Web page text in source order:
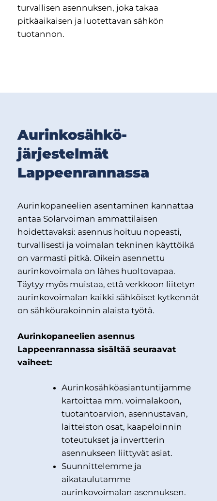
turvallisen asennuksen, joka takaa
pitkäaikaisen ja luotettavan sähkön
tuotannon.
Aurinkosähkö­
järjestelmät
Lappeenrannassa
Aurinkopaneelien asentaminen kannattaa
antaa Solarvoiman ammattilaisen
hoidettavaksi: asennus hoituu nopeasti,
turvallisesti ja voimalan tekninen käyttöikä
on varmasti pitkä. Oikein asennettu
aurinkovoimala on lähes huoltovapaa.
Täytyy myös muistaa, että verkkoon liitetyn
aurinkovoimalan kaikki sähköiset kytkennät
on sähköurakoinnin alaista työtä.
Aurinkopaneelien asennus
Lappeenrannassa sisältää seuraavat
vaiheet:
Aurinkosähköasiantuntijamme
kartoittaa mm. voimalakoon,
tuotantoarvion, asennustavan,
laitteiston osat, kaapeloinnin
toteutukset ja invertterin
asennukseen liittyvät asiat.
Suunnittelemme ja
aikataulutamme
aurinkovoimalan asennuksen.